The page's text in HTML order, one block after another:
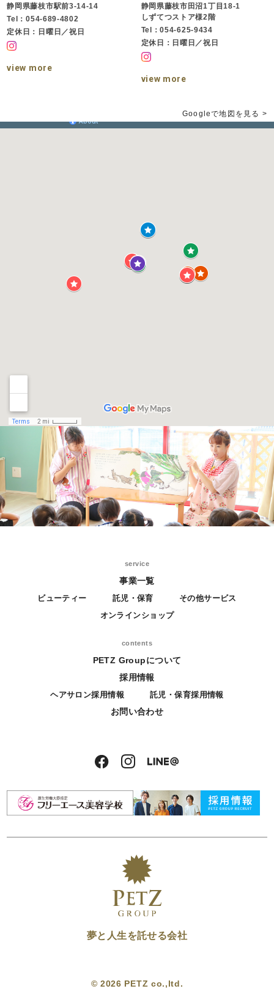
静岡県藤枝市駅前3-14-14
Tel：054-689-4802
定休日：日曜日／祝日
view more
静岡県藤枝市田沼1丁目18-1
しずてつストア様2階
Tel：054-625-9434
定休日：日曜日／祝日
view more
Googleで地図を見る >
service
事業一覧
ビューティー 託児・保育
その他サービス
オンラインショップ
contents
PETZ Groupについて
採用情報
ヘアサロン採用情報 託児・保育採用情報
お問い合わせ
夢と人生を託せる会社
© 2026 PETZ co.,ltd.